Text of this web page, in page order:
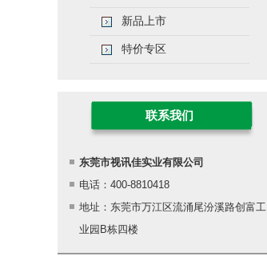
新品上市
特价专区
联系我们
东莞市视讯佳实业有限公司
电话：400-8810418
地址：东莞市万江区流涌尾汾溪路创富工
业园B栋四楼